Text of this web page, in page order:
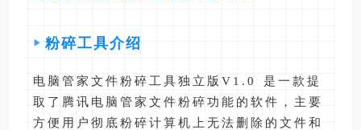
粉碎工具介绍
电脑管家文件粉碎工具独立版V1.0 是一款提
取了腾讯电脑管家文件粉碎功能的软件，主要
方便用户彻底粉碎计算机上无法删除的文件和